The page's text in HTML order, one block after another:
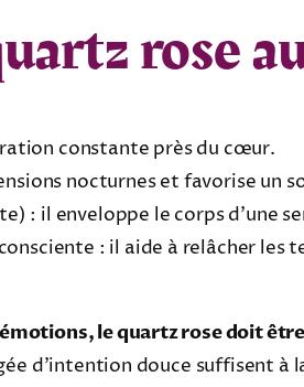
rose
constante près du cœur.
nocturnes et favorise un
: il enveloppe le corps d’une
: il aide à relâcher les
le quartz rose doit
d’intention douce suffisent à